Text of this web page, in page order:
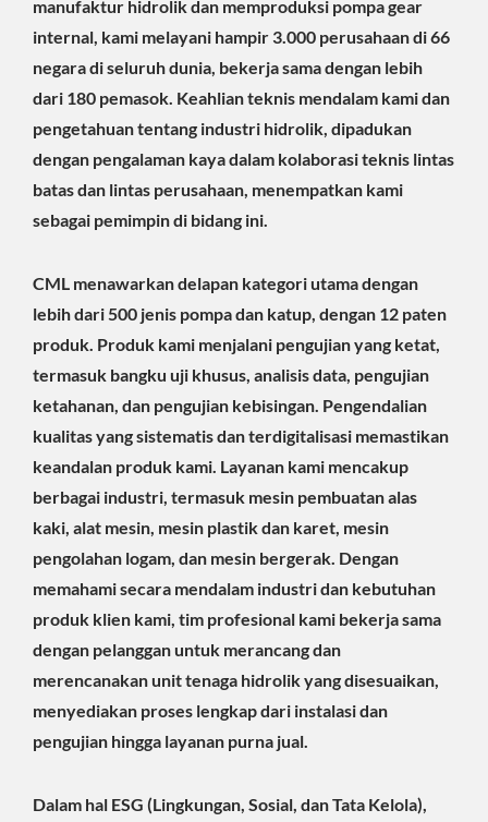
manufaktur hidrolik dan memproduksi pompa gear
internal, kami melayani hampir 3.000 perusahaan di 66
negara di seluruh dunia, bekerja sama dengan lebih
dari 180 pemasok. Keahlian teknis mendalam kami dan
pengetahuan tentang industri hidrolik, dipadukan
dengan pengalaman kaya dalam kolaborasi teknis lintas
batas dan lintas perusahaan, menempatkan kami
sebagai pemimpin di bidang ini.
CML menawarkan delapan kategori utama dengan
lebih dari 500 jenis pompa dan katup, dengan 12 paten
produk. Produk kami menjalani pengujian yang ketat,
termasuk bangku uji khusus, analisis data, pengujian
ketahanan, dan pengujian kebisingan. Pengendalian
kualitas yang sistematis dan terdigitalisasi memastikan
keandalan produk kami. Layanan kami mencakup
berbagai industri, termasuk mesin pembuatan alas
kaki, alat mesin, mesin plastik dan karet, mesin
pengolahan logam, dan mesin bergerak. Dengan
memahami secara mendalam industri dan kebutuhan
produk klien kami, tim profesional kami bekerja sama
dengan pelanggan untuk merancang dan
merencanakan unit tenaga hidrolik yang disesuaikan,
menyediakan proses lengkap dari instalasi dan
pengujian hingga layanan purna jual.
Dalam hal ESG (Lingkungan, Sosial, dan Tata Kelola),